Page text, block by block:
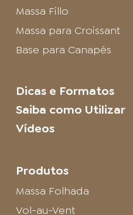
Massa Fillo
Massa para Croissant
Base para Canapés
Dicas e Formatos
Saiba como Utilizar
Vídeos
Produtos
Massa Folhada
Vol-au-Vent